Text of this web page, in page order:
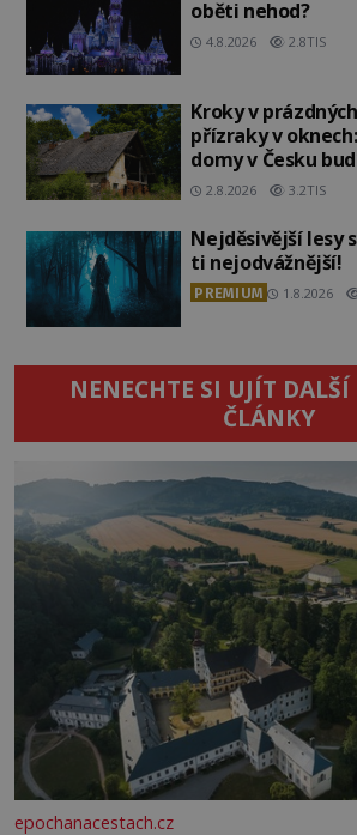
oběti nehod?
4.8.2026 2.8TIS
Kroky v
přízraky v
domy v Česku
2.8.2026 3.2TIS
Nejděsivější lesy světa:
ti nejodvážnější!
PREMIUM 1.8.2026
NENECHTE SI UJÍT
ČLÁNKY
epochanacestach.cz